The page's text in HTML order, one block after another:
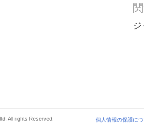
個人情報の保護に
All rights Reserved.